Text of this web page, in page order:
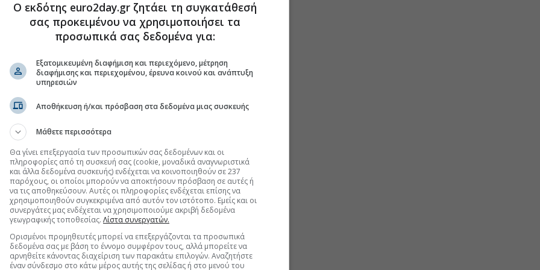
στο Discover
Ο εκδότης euro2day.gr ζητάει τη συγκατάθεσή
σας προκειμένου να χρησιμοποιήσει τα
προσωπικά σας δεδομένα για:
Εξατομικευμένη διαφήμιση και περιεχόμενο, μέτρηση
διαφήμισης και περιεχομένου, έρευνα κοινού και ανάπτυξη
υπηρεσιών
Αποθήκευση ή/και πρόσβαση στα δεδομένα μιας συσκευής
Μάθετε περισσότερα
Θα γίνει επεξεργασία των προσωπικών σας δεδομένων και οι
πληροφορίες από τη συσκευή σας (cookie, μοναδικά αναγνωριστικά
και άλλα δεδομένα συσκευής) ενδέχεται να κοινοποιηθούν σε 237
παρόχους, οι οποίοι μπορούν να αποκτήσουν πρόσβαση σε αυτές ή
να τις αποθηκεύσουν. Αυτές οι πληροφορίες ενδέχεται επίσης να
χρησιμοποιηθούν συγκεκριμένα από αυτόν τον ιστότοπο. Εμείς και οι
συνεργάτες μας ενδέχεται να χρησιμοποιούμε ακριβή δεδομένα
γεωγραφικής τοποθεσίας. Λίστα συνεργατών.
Ορισμένοι προμηθευτές μπορεί να επεξεργάζονται τα προσωπικά
δεδομένα σας με βάση το έννομο συμφέρον τους, αλλά μπορείτε να
αρνηθείτε κάνοντας διαχείριση των παρακάτω επιλογών. Αναζητήστε
έναν σύνδεσμο στο κάτω μέρος αυτής της σελίδας ή στο μενού του